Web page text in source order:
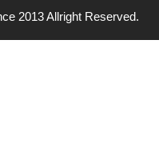
2013 Allright Reserved.